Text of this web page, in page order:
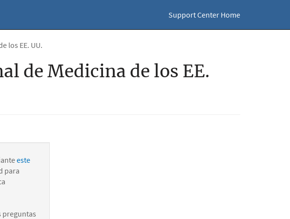
Support Center Home
los EE. UU.
de Medicina de los EE.
este
para
preguntas